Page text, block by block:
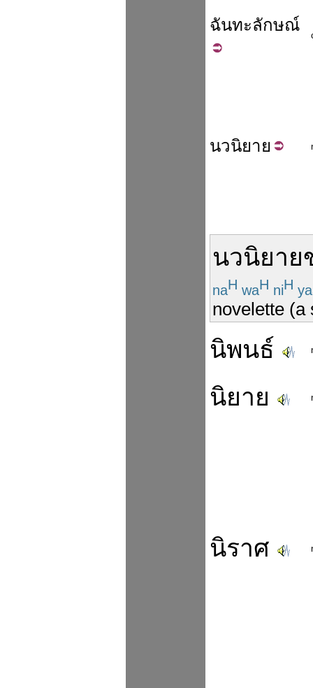
ฉันทะลักษณ์
นวนิยาย
นวนิยาย
naH waH niH
novelette (a
นิพนธ์
นิยาย
นิราศ